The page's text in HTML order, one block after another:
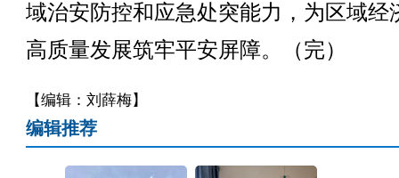
域治安防控和应急处突能力，为区域经
高质量发展筑牢平安屏障。（完）
【编辑：刘薛梅】
编辑推荐